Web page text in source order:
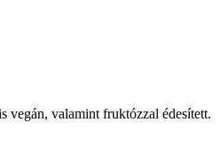
vegán, valamint fruktózzal édesített.